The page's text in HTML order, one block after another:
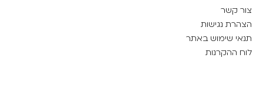
צור קשר
הצהרת נגישות
תנאי שימוש באתר
לוח ההקרנות